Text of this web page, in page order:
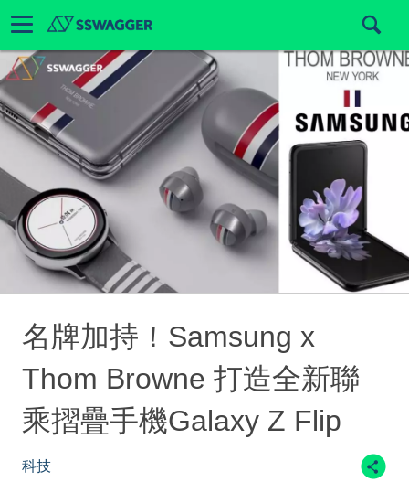
名牌加持！Samsung x
Thom Browne 打造全新聯
乘摺疊手機Galaxy Z Flip
科技